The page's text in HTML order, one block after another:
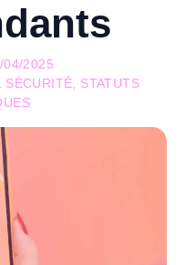
04/2025
SÉCURITÉ
STATUTS